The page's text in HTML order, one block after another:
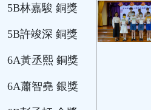
5B林嘉駿 銅獎
5B許竣深 銅獎
6A黃丞熙 銅獎
6A蕭智堯 銀獎